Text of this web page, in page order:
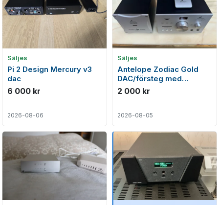
Säljes
Pi 2 Design Mercury v3
dac
6 000 kr
2026-08-06
Säljes
Antelope Zodiac Gold
DAC/försteg med
Voltikus PSU
2 000 kr
2026-08-05